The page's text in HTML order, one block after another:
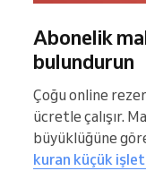
Abonelik
bulundurun
Çoğu online
ücretle çalışır.
büyüklüğüne
kuran küçük